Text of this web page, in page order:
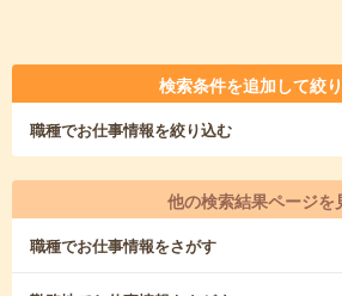
検索条件を追加して絞
職種でお仕事情報を絞り込む
他の検索結果ページを
職種でお仕事情報をさがす